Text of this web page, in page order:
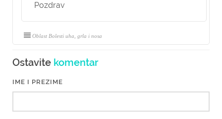
Pozdrav
Oblast Bolesti uha, grla i nosa
Ostavite komentar
IME I PREZIME